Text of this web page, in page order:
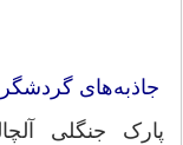
جاذبه‌های
پارک جنگلی